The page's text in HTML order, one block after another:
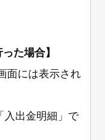
た場合】
面には表示され
出金明細」で